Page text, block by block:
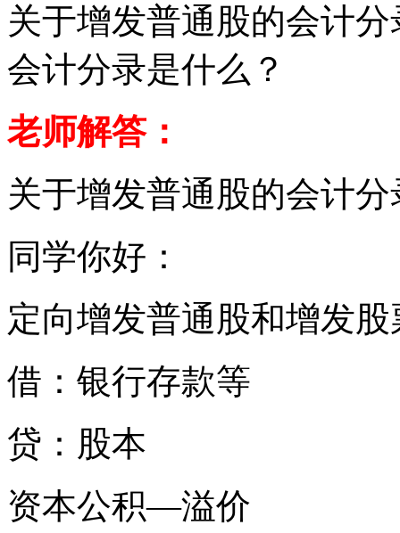
关于增发普通股的会计
会计分录是什么？
老师解答：
关于增发普通股的会计
同学你好：
定向增发普通股和增发
借：银行存款等
贷：股本
资本公积—溢价